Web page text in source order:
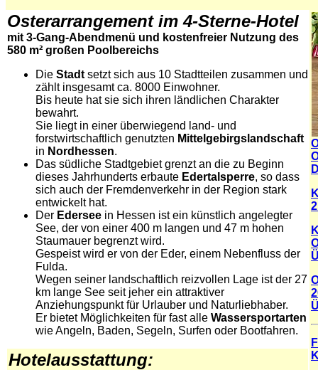
Osterarrangement im 4-Sterne-Hotel
mit 3-Gang-Abendmenü und kostenfreier Nutzung des
580 m² großen Poolbereichs
Die Stadt setzt sich aus 10 Stadtteilen zusammen und
zählt insgesamt ca. 8000 Einwohner.
Bis heute hat sie sich ihren ländlichen Charakter
bewahrt.
Sie liegt in einer überwiegend land- und
forstwirtschaftlich genutzten Mittelgebirgslandschaft
in Nordhessen.
Das südliche Stadtgebiet grenzt an die zu Beginn
dieses Jahrhunderts erbaute Edertalsperre, so dass
sich auch der Fremdenverkehr in der Region stark
entwickelt hat.
Der Edersee in Hessen ist ein künstlich angelegter
See, der von einer 400 m langen und 47 m hohen
Staumauer begrenzt wird.
Gespeist wird er von der Eder, einem Nebenfluss der
Fulda.
Wegen seiner landschaftlich reizvollen Lage ist der 27
km lange See seit jeher ein attraktiver
Anziehungspunkt für Urlauber und Naturliebhaber.
Er bietet Möglichkeiten für fast alle Wassersportarten
wie Angeln, Baden, Segeln, Surfen oder Bootfahren.
Hotelausstattung: